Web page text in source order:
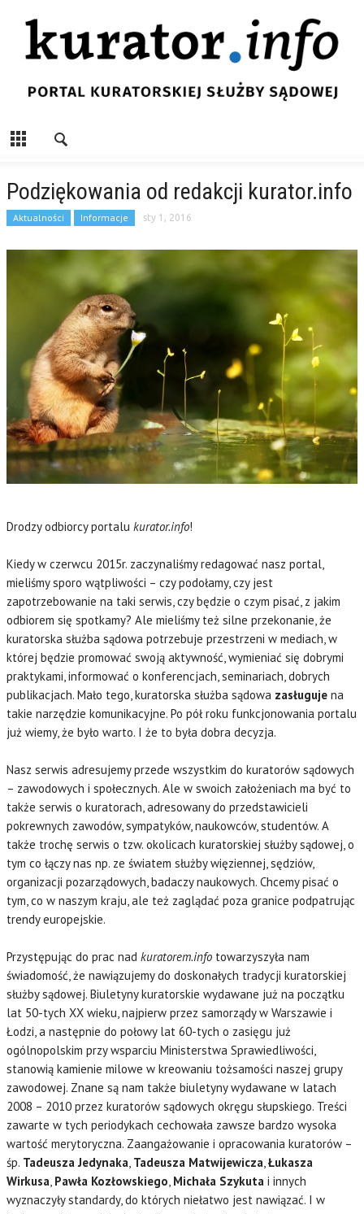
Podziękowania od redakcji kurator.info
Aktualności Informacje sty 1, 2016
Drodzy odbiorcy portalu kurator.info!
Kiedy w czerwcu 2015r. zaczynaliśmy redagować nasz portal,
mieliśmy sporo wątpliwości – czy podołamy, czy jest
zapotrzebowanie na taki serwis, czy będzie o czym pisać, z jakim
odbiorem się spotkamy? Ale mieliśmy też silne przekonanie, że
kuratorska służba sądowa potrzebuje przestrzeni w mediach, w
której będzie promować swoją aktywność, wymieniać się dobrymi
praktykami, informować o konferencjach, seminariach, dobrych
publikacjach. Mało tego, kuratorska służba sądowa zasługuje na
takie narzędzie komunikacyjne. Po pół roku funkcjonowania portalu
już wiemy, że było warto. I że to była dobra decyzja.
Nasz serwis adresujemy przede wszystkim do kuratorów sądowych
– zawodowych i społecznych. Ale w swoich założeniach ma być to
także serwis o kuratorach, adresowany do przedstawicieli
pokrewnych zawodów, sympatyków, naukowców, studentów. A
także trochę serwis o tzw. okolicach kuratorskiej służby sądowej, o
tym co łączy nas np. ze światem służby więziennej, sędziów,
organizacji pozarządowych, badaczy naukowych. Chcemy pisać o
tym, co w naszym kraju, ale też zaglądać poza granice podpatrując
trendy europejskie.
Przystępując do prac nad kuratorem.info towarzyszyła nam
świadomość, że nawiązujemy do doskonałych tradycji kuratorskiej
służby sądowej. Biuletyny kuratorskie wydawane już na początku
lat 50-tych XX wieku, najpierw przez samorządy w Warszawie i
Łodzi, a następnie do połowy lat 60-tych o zasięgu już
ogólnopolskim przy wsparciu Ministerstwa Sprawiedliwości,
stanowią kamienie milowe w kreowaniu tożsamości naszej grupy
zawodowej. Znane są nam także biuletyny wydawane w latach
2008 – 2010 przez kuratorów sądowych okręgu słupskiego. Treści
zawarte w tych periodykach cechowała zawsze bardzo wysoka
wartość merytoryczna. Zaangażowanie i opracowania kuratorów –
śp. Tadeusza Jedynaka Tadeusza Matwijewicza Łukasza
Wirkusa Pawła Kozłowskiego Michała Szykuta i innych
wyznaczyły standardy, do których niełatwo jest nawiązać. I w